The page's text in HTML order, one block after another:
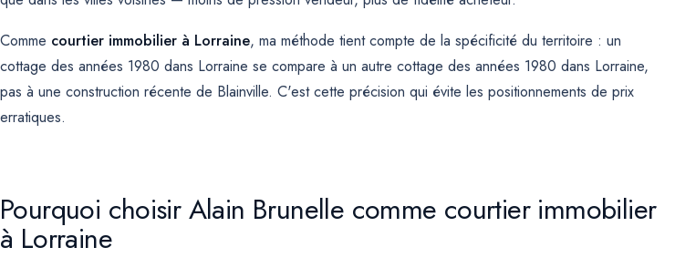
Comme courtier immobilier à Lorraine, ma méthode tient compte de la spécificité du territoire : un
cottage des années 1980 dans Lorraine se compare à un autre cottage des années 1980 dans Lorraine,
pas à une construction récente de Blainville. C'est cette précision qui évite les positionnements de prix
erratiques.
Pourquoi choisir Alain Brunelle comme courtier immobilier
à Lorraine